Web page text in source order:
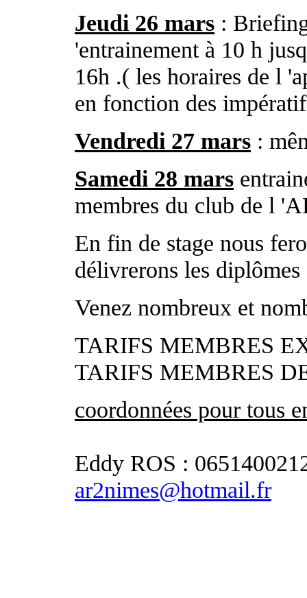
Jeudi 26 mars :
'entrainement à 10 h
16h .( les horaires de l
en fonction des
Vendredi 27 mars :
Samedi 28 mars
membres du club de l
En fin de stage nous
délivrerons les
Venez nombreux et
TARIFS MEMBRES
TARIFS MEMBRES
coordonnées pour tous
Eddy ROS :
ar2nimes@hotmail.fr